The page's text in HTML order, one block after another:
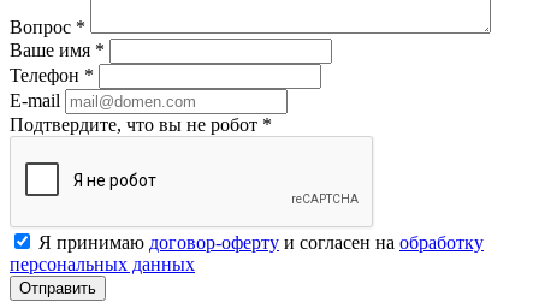
Вопрос *
Ваше имя *
Телефон *
E-mail
Подтвердите, что вы не робот *
Я принимаю договор-оферту и согласен на обработку
персональных данных